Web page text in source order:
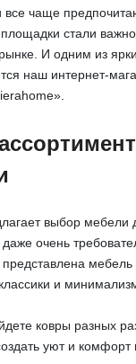
чаще
стали
И одним из
наш интернет-
выбор мебели
очень
мебель
и
ковры разных
уют и